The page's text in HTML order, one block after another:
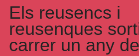
Els reusencs i
reusenques
carrer un any